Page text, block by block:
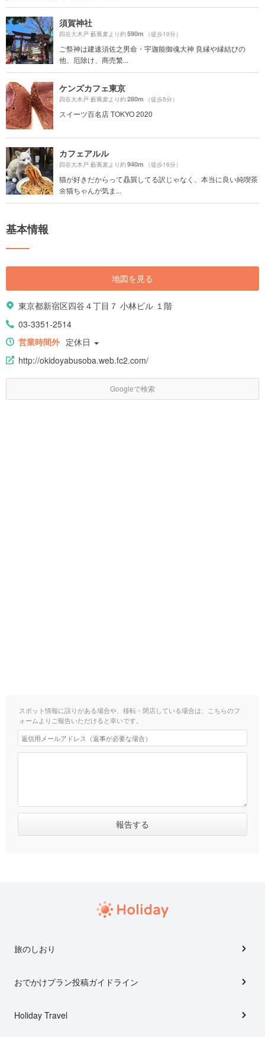
須賀神社
四谷大木戸 藪蕎麦より約590m （徒歩10分）
ご祭神は建速須佐之男命・宇迦能御魂大神 良縁や縁結びの
他、厄除け、商売繁...
ケンズカフェ東京
四谷大木戸 藪蕎麦より約280m （徒歩5分）
スイーツ百名店 TOKYO 2020
カフェアルル
四谷大木戸 藪蕎麦より約940m （徒歩16分）
猫が好きだからって贔屓してる訳じゃなく、本当に良い純喫茶
🌼猫ちゃんが気ま...
基本情報
地図を見る
東京都新宿区四谷４丁目７ 小林ビル １階
03-3351-2514
営業時間外 定休日
http://okidoyabusoba.web.fc2.com/
Googleで検索
スポット情報に誤りがある場合や、移転・閉店している場合は、こちらのフ
ォームよりご報告いただけると幸いです。
旅のしおり
おでかけプラン投稿ガイドライン
Holiday Travel